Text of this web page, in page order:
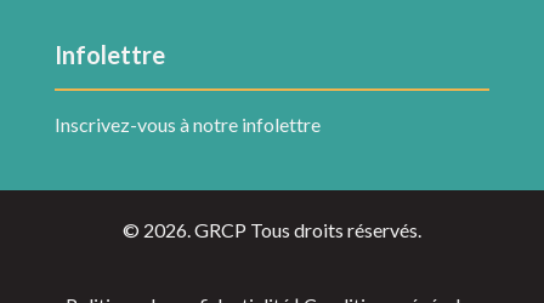
Infolettre
Inscrivez-vous à notre infolettre
© 2026. GRCP Tous droits réservés.